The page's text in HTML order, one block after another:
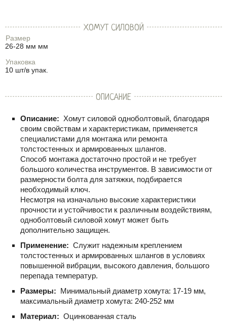
ХОМУТ СИЛОВОЙ
Размер
26-28 мм мм
Упаковка
10 шт/в упак.
ОПИСАНИЕ
Описание: Хомут силовой одноболтовый, благодаря
своим свойствам и характеристикам, применяется
специалистами для монтажа или ремонта
толстостенных и армированных шлангов.
Способ монтажа достаточно простой и не требует
большого количества инструментов. В зависимости от
размерности болта для затяжки, подбирается
необходимый ключ.
Несмотря на изначально высокие характеристики
прочности и устойчивости к различным воздействиям,
одноболтовый силовой хомут может быть
дополнительно защищен.
Применение: Служит надежным креплением
толстостенных и армированных шлангов в условиях
повышенной вибрации, высокого давления, большого
перепада температур.
Размеры: Минимальный диаметр хомута: 17-19 мм,
максимальный диаметр хомута: 240-252 мм
Материал: Оцинкованная сталь